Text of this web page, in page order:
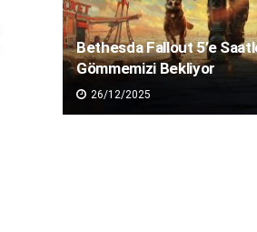
Bethesda Fallout 5’e
Gömmemizi Bekliyor
26/12/2025